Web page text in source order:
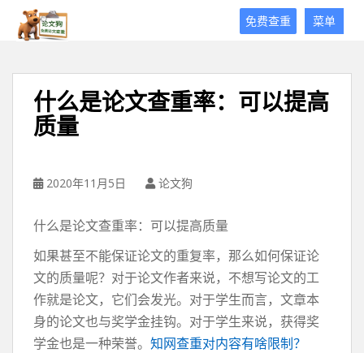
菜单
免费查重
什么是论文查重率：可以提高
质量
2020年11月5日 论文狗
什么是论文查重率：可以提高质量
如果甚至不能保证论文的重复率，那么如何保证论
文的质量呢？对于论文作者来说，不想写论文的工
作就是论文，它们会发光。对于学生而言，文章本
身的论文也与奖学金挂钩。对于学生来说，获得奖
学金也是一种荣誉。 知网查重对内容有啥限制？